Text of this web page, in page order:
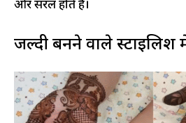
और सरल होते हैं।
जल्दी बनने वाले स्टाइलिश